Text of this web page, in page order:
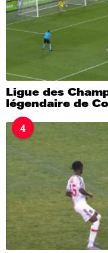
Ligue des
légendaire de
4